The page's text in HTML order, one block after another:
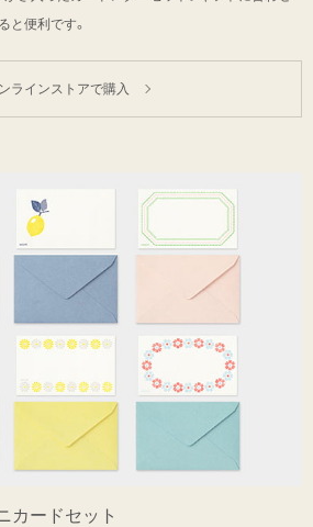
と便利です。
ラインストアで購入
カードセット